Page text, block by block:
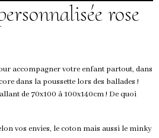
rose
accompagner votre enfant partout, dans
dans la poussette lors des ballades !
de 70x100 à 100x140cm ! De quoi
vos envies, le coton mais aussi le minky